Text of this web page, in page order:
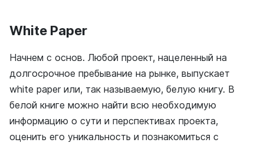
White Paper
Начнем с основ. Любой проект, нацеленный на
долгосрочное пребывание на рынке, выпускает
white paper или, так называемую, белую книгу. В
белой книге можно найти всю необходимую
информацию о сути и перспективах проекта,
оценить его уникальность и познакомиться с